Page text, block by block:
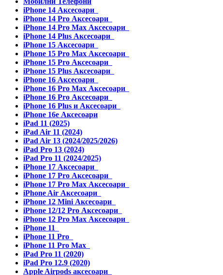
iPhone 14 Аксесоари
iPhone 14 Pro Аксесоари
iPhone 14 Pro Max Аксесоари
iPhone 14 Plus Аксесоари
iPhone 15 Аксесоари
iPhone 15 Pro Max Аксесоари
iPhone 15 Pro Аксесоари
iPhone 15 Plus Аксесоари
iPhone 16 Аксесоари
iPhone 16 Pro Max Аксесоари
iPhone 16 Pro Аксесоари
iPhone 16 Plus и Аксесоари
iPhone 16e Аксесоари
iPad 11 (2025)
iPad Air 11 (2024)
iPad Air 13 (2024/2025/2026)
iPad Pro 13 (2024)
iPad Pro 11 (2024/2025)
iPhone 17 Аксесоари
iPhone 17 Pro Аксесоари
iPhone 17 Pro Max Аксесоари
iPhone Air Аксесоари
iPhone 12 Mini Аксесоари
iPhone 12/12 Pro Аксесоари
iPhone 12 Pro Max Аксесоари
iPhone 11
iPhone 11 Pro
iPhone 11 Pro Max
iPad Pro 11 (2020)
iPad Pro 12.9 (2020)
Apple Airpods аксесоари